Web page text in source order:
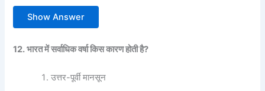
Show Answer
12. भारत में सर्वाधिक वर्षा किस कारण होती है?
उत्तर-पूर्वी मानसून